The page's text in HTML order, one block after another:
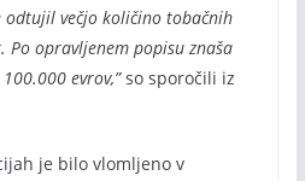
odtujil večjo količino tobačnih
Po opravljenem popisu znaša
evrov,”so sporočili iz
je bilo vlomljeno v